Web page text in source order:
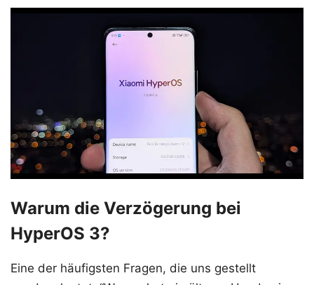
Warum die Verzögerung bei
HyperOS 3?
Eine der häufigsten Fragen, die uns gestellt